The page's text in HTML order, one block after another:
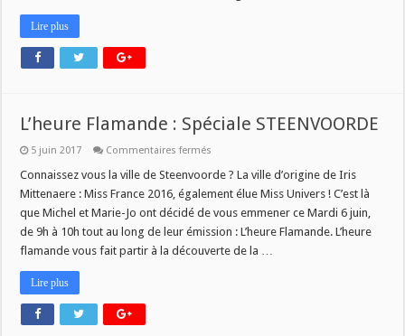
Lire plus
L’heure Flamande : Spéciale STEENVOORDE
5 juin 2017 Commentaires fermés
Flamande
Spéciale
STEENVOORDE
Connaissez vous la ville de Steenvoorde ? La ville d’origine de Iris
Mittenaere : Miss France 2016, également élue Miss Univers ! C’est là
que Michel et Marie-Jo ont décidé de vous emmener ce Mardi 6 juin,
de 9h à 10h tout au long de leur émission : L’heure Flamande. L’heure
flamande vous fait partir à la découverte de la …
Lire plus